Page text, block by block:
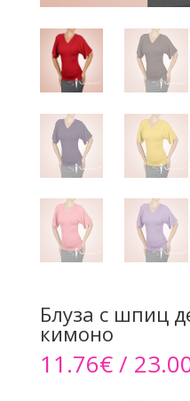
Блуза с шпиц
кимоно
11.76€/